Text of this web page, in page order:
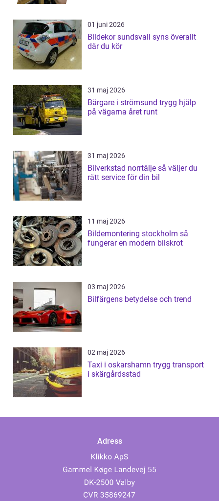
01 juni 2026
Bildekor sundsvall syns överallt
där du kör
31 maj 2026
Bärgare i strömsund trygg hjälp
på vägarna året runt
31 maj 2026
Bilverkstad norrtälje så väljer du
rätt service för din bil
11 maj 2026
Bildemontering stockholm så
fungerar en modern bilskrot
03 maj 2026
Bilfärgens betydelse och trend
02 maj 2026
Taxi i oskarshamn trygg transport
i skärgårdsstad
Adress